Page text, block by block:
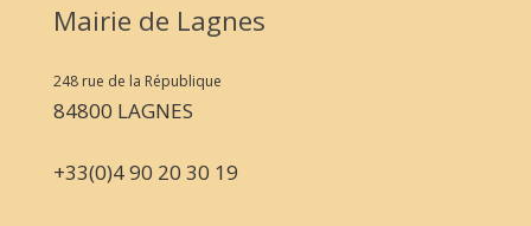
Mairie de Lagnes
248 rue de la République
84800 LAGNES
+33(0)4 90 20 30 19